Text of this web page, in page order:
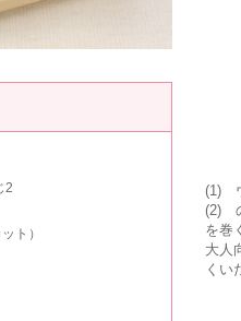
2
ト）
(1)
(2)
を巻
大人
くい